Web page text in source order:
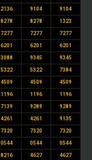
2136 9104 9104
8278 8278 1323
7277 7277 7277
6201 6201 6201
3088 9345 9345
5322 5322 7384
4509 4509 4509
1196 1196 1196
7139 9289 9289
4261 4261 9135
7320 7320 7320
0544 0544 0544
8216 4627 4627